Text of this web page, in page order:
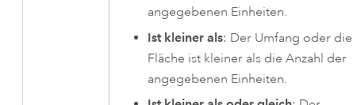
angegebenen Einheiten.
Ist kleiner als: Der Umfang oder die
Fläche ist kleiner als die Anzahl der
angegebenen Einheiten.